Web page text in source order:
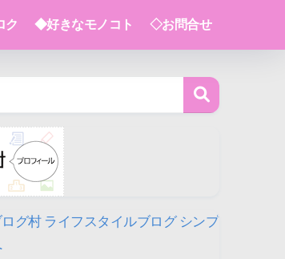
ク ◆好きなモノコト ◇お問合せ